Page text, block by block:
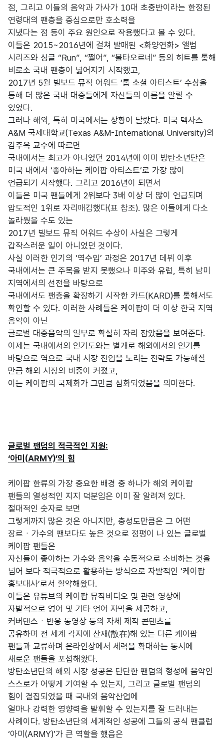
점, 그리고 이들의 음악과 가사가 10대 초중반이라는 한정된
연령대의 팬층을 중심으로만 호소력을
지녔다는 점 등이 주요 원인으로 작용했다고 볼 수 있다.
이들은 2015~2016년에 걸쳐 발매된 <화양연화> 앨범
시리즈와 싱글 “Run”, “쩔어”, “불타오르네” 등의 히트를 통해
비로소 국내 팬층이 넓어지기 시작했고,
2017년 5월 빌보드 뮤직 어워드 ‘톱 소셜 아티스트’ 수상을
통해 더 많은 국내 대중들에게 자신들의 이름을 알릴 수
있었다.
그러나 해외, 특히 미국에서는 상황이 달랐다. 미국 텍사스
A&M 국제대학교(Texas A&M-International University)의
김주옥 교수에 따르면
국내에서는 최고가 아니었던 2014년에 이미 방탄소년단은
미국 내에서 ‘좋아하는 케이팝 아티스트’로 가장 많이
언급되기 시작했다. 그리고 2016년이 되면서
이들은 미국 팬들에게 2위보다 3배 이상 더 많이 언급되며
압도적인 1위로 자리매김했다(표 참조). 많은 이들에게 다소
놀라웠을 수도 있는
2017년 빌보드 뮤직 어워드 수상이 사실은 그렇게
갑작스러운 일이 아니었던 것이다.
사실 이러한 인기의 ‘역수입’ 과정은 2017년 데뷔 이후
국내에서는 큰 주목을 받지 못했으나 미주와 유럽, 특히 남미
지역에서의 선전을 바탕으로
국내에서도 팬층을 확장하기 시작한 카드(KARD)를 통해서도
확인할 수 있다. 이러한 사례들은 케이팝이 더 이상 한국 지역
음악이 아닌
글로벌 대중음악의 일부로 확실히 자리 잡았음을 보여준다.
이제는 국내에서의 인기도와는 별개로 해외에서의 인기를
바탕으로 역으로 국내 시장 진입을 노리는 전략도 가능해질
만큼 해외 시장의 비중이 커졌고,
이는 케이팝의 국제화가 그만큼 심화되었음을 의미한다.
글로벌 팬덤의 적극적인 지원:
‘아미(ARMY)’의 힘
케이팝 한류의 가장 중요한 배경 중 하나가 해외 케이팝
팬들의 열성적인 지지 덕분임은 이미 잘 알려져 있다.
절대적인 숫자로 보면
그렇게까지 많은 것은 아니지만, 충성도만큼은 그 어떤
장르ㆍ가수의 팬보다도 높은 것으로 정평이 나 있는 글로벌
케이팝 팬들은
자신들이 좋아하는 가수와 음악을 수동적으로 소비하는 것을
넘어 보다 적극적으로 활용하는 방식으로 자발적인 ‘케이팝
홍보대사’로서 활약해왔다.
이들은 유튜브의 케이팝 뮤직비디오 및 관련 영상에
자발적으로 영어 및 기타 언어 자막을 제공하고,
커버댄스ㆍ반응 동영상 등의 자체 제작 콘텐츠를
공유하며 전 세계 각지에 산재(散在)해 있는 다른 케이팝
팬들과 교류하며 온라인상에서 세력을 확대하는 동시에
새로운 팬들을 포섭해왔다.
방탄소년단의 해외 시장 성공은 단단한 팬덤의 형성에 음악인
스스로가 어떻게 기여할 수 있는지, 그리고 글로벌 팬덤의
힘이 결집되었을 때 국내외 음악산업에
얼마나 강력한 영향력을 발휘할 수 있는지를 잘 드러내는
사례이다. 방탄소년단의 세계적인 성공에 그들의 공식 팬클럽
‘아미(ARMY)’가 큰 역할을 했음은